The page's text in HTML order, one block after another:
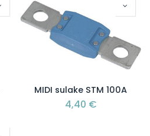
MIDI sulake STM 100A
4,40 €